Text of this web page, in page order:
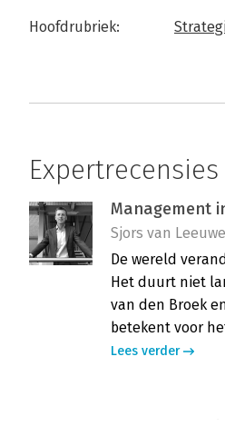
Hoofdrubriek:
Expertrecensies
Management
Sjors van
De wereld
Het duurt niet
van den Broek
betekent voor
Lees verder